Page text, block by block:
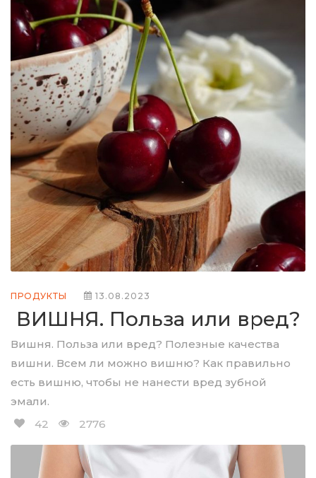
ПРОДУКТЫ 13.08.2023
ВИШНЯ. Польза или вред?
Вишня. Польза или вред? Полезные качества
вишни. Всем ли можно вишню? Как правильно
есть вишню, чтобы не нанести вред зубной
эмали.
42
2776